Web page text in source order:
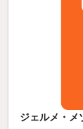
ジェルメ・メ